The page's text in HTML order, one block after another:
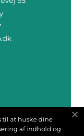
til at huske dine
af indhold og